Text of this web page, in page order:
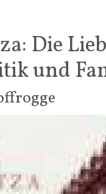
Die
und